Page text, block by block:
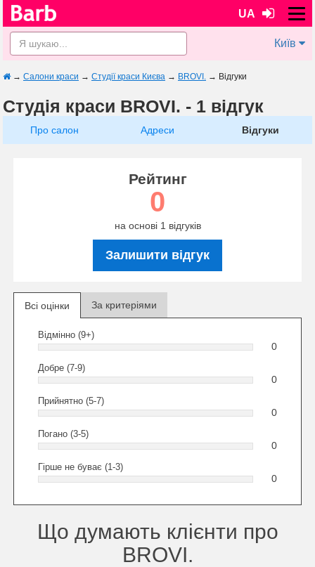
UA
Київ
→ Салони краси → Студії краси Києва → BROVI. → Відгуки
Студія краси BROVI. - 1 відгук
Про салон Адреси Відгуки
Рейтинг
0
на основі 1 відгуків
Залишити відгук
Всі оцінки За критеріями
Відмінно (9+)
0
Добре (7-9)
0
Прийнятно (5-7)
0
Погано (3-5)
0
Гірше не буває (1-3)
0
Що думають клієнти про
BROVI.